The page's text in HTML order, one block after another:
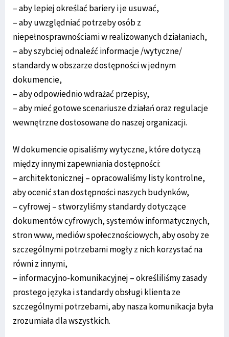
– aby lepiej określać bariery i je usuwać,
– aby uwzględniać potrzeby osób z
niepełnosprawnościami w realizowanych działaniach,
– aby szybciej odnaleźć informacje /wytyczne/
standardy w obszarze dostępności w jednym
dokumencie,
– aby odpowiednio wdrażać przepisy,
– aby mieć gotowe scenariusze działań oraz regulacje
wewnętrzne dostosowane do naszej organizacji.
W dokumencie opisaliśmy wytyczne, które dotyczą
między innymi zapewniania dostępności:
– architektonicznej – opracowaliśmy listy kontrolne,
aby ocenić stan dostępności naszych budynków,
– cyfrowej – stworzyliśmy standardy dotyczące
dokumentów cyfrowych, systemów informatycznych,
stron www, mediów społecznościowych, aby osoby ze
szczególnymi potrzebami mogły z nich korzystać na
równi z innymi,
– informacyjno-komunikacyjnej – określiliśmy zasady
prostego języka i standardy obsługi klienta ze
szczególnymi potrzebami, aby nasza komunikacja była
zrozumiała dla wszystkich.